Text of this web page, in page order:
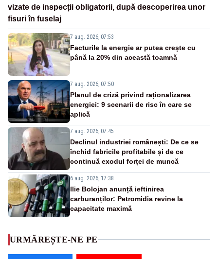
vizate de inspecții obligatorii, după descoperirea unor
fisuri în fuselaj
7 aug. 2026, 07:53
Facturile la energie ar putea crește cu
până la 20% din această toamnă
7 aug. 2026, 07:50
Planul de criză privind raționalizarea
energiei: 9 scenarii de risc în care se
aplică
7 aug. 2026, 07:45
Declinul industriei românești: De ce se
închid fabricile profitabile și de ce
continuă exodul forței de muncă
6 aug. 2026, 17:38
Ilie Bolojan anunță ieftinirea
carburanților: Petromidia revine la
capacitate maximă
URMĂREȘTE-NE PE